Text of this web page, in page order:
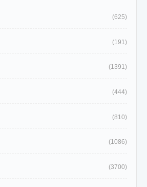
(625)
(191)
(1391)
(444)
(810)
(1086)
(3700)